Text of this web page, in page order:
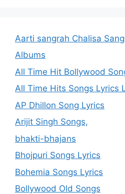
Aarti sangrah Chalisa
Albums
All Time Hit Bollywood
All Time Hits Songs Lyrics
AP Dhillon Song Lyrics
Arijit Singh Songs,
bhakti-bhajans
Bhojpuri Songs Lyrics
Bohemia Songs Lyrics
Bollywood Old Songs